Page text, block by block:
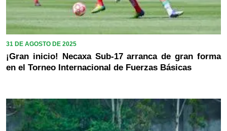
31 DE AGOSTO DE 2025
¡Gran inicio! Necaxa Sub-17 arranca de gran forma
en el Torneo Internacional de Fuerzas Básicas